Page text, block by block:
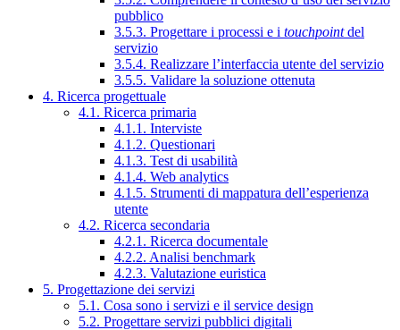
pubblico
3.5.3. Progettare i processi e i touchpointdel
servizio
3.5.4. Realizzare l’interfaccia utente del servizio
3.5.5. Validare la soluzione ottenuta
4. Ricerca progettuale
4.1. Ricerca primaria
4.1.1. Interviste
4.1.2. Questionari
4.1.3. Test di usabilità
4.1.4. Web analytics
4.1.5. Strumenti di mappatura dell’esperienza
utente
4.2. Ricerca secondaria
4.2.1. Ricerca documentale
4.2.2. Analisi benchmark
4.2.3. Valutazione euristica
5. Progettazione dei servizi
5.1. Cosa sono i servizi e il service design
5.2. Progettare servizi pubblici digitali